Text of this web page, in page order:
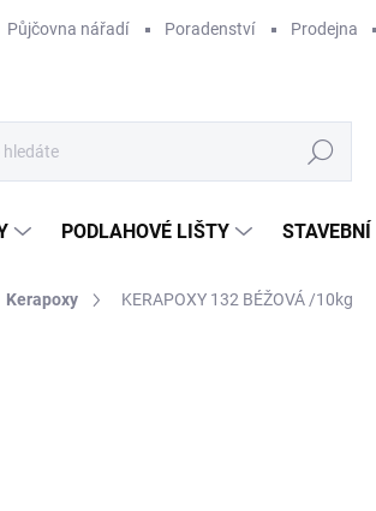
Půjčovna nářadí Poradenství Prodejna
Hledat
PODLAHOVÉ LIŠTY
Kerapoxy KERAPOXY 132 BÉŽOVÁ /10kg